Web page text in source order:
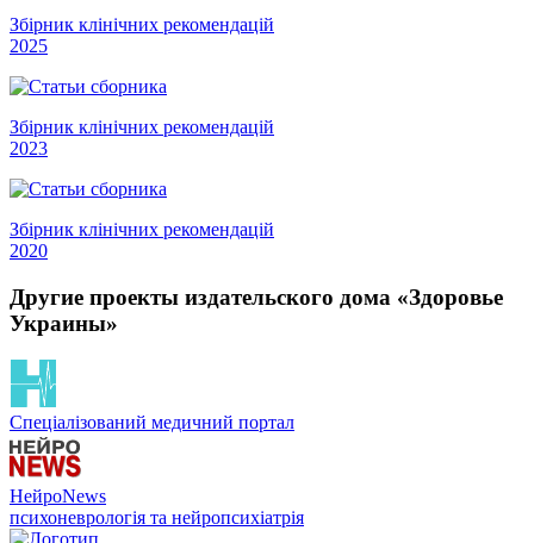
Збірник клінічних рекомендацій
2025
Збірник клінічних рекомендацій
2023
Збірник клінічних рекомендацій
2020
Другие проекты издательского дома «Здоровье
Украины»
Спеціалізований медичний портал
НейроNews
психоневрологія та нейропсихіатрія